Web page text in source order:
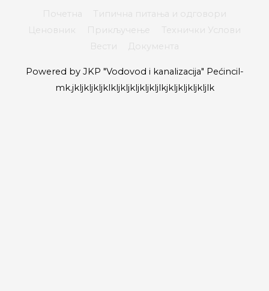
Почетна
Типична питања и одговори
Ценовник
Прикључење
Технички Услови
Вести
Документа
Powered by JKP "Vodovod i kanalizacija" Pećincil-
mk.jkljkljkljklkljkljkljkljkljlkjkljkljkljkljlk